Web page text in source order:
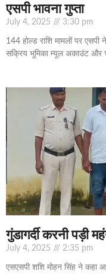
एसपी भावना गुप्ता
July 4, 2025 3:30 pm
144 होल्ड राशि मामलों पर
सक्रिय भूमिका म्यूल अकाउंट और
गुंडागर्दी करनी पड़ी
July 4, 2025 2:35 pm
एसएसपी शशि मोहन सिंह ने कहा